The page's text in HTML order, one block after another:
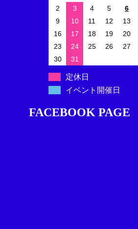
2
3 4 5 6
9
10 11 12 13
16
17 18 19 20
23
24 25 26 27
30
31
定休日
イベント開催日
FACEBOOK PAGE